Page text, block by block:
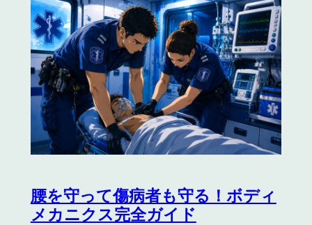
腰を守って傷病者も守る！ボディ
メカニクス完全ガイド